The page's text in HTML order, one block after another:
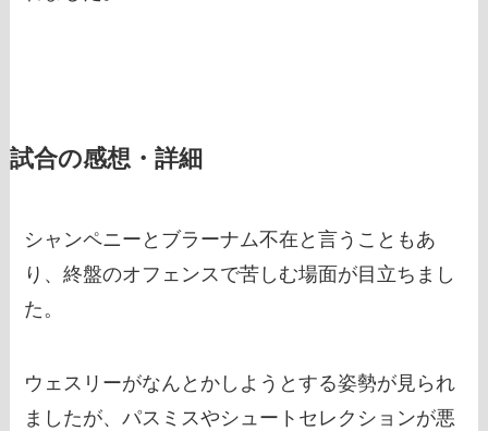
試合の感想・詳細
シャンペニーとブラーナム不在と言うこともあ
り、終盤のオフェンスで苦しむ場面が目立ちまし
た。
ウェスリーがなんとかしようとする姿勢が見られ
ましたが、パスミスやシュートセレクションが悪